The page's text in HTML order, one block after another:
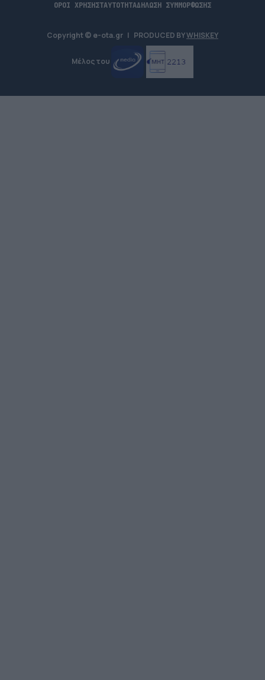
ΟΡΟΙ ΧΡΗΣΗΣΤΑΥΤΟΤΗΤΑΔΗΛΩΣΗ ΣΥΜΜΟΡΦΩΣΗΣ
Copyright © e-ota.gr | PRODUCED BYWHISKEY
Μέλος του